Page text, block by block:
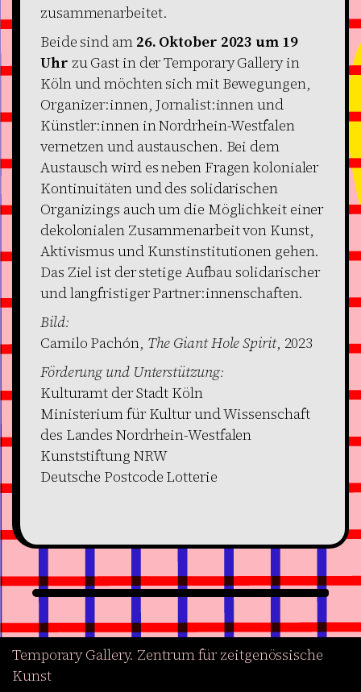
zusammenarbeitet.
Beide sind am 26. Oktober 2023 um 19
Uhr zu Gast in der Temporary Gallery in
Köln und möchten sich mit Bewegungen,
Organizer:innen, Jornalist:innen und
Künstler:innen in Nordrhein-Westfalen
vernetzen und austauschen. Bei dem
Austausch wird es neben Fragen kolonialer
Kontinuitäten und des solidarischen
Organizings auch um die Möglichkeit einer
dekolonialen Zusammenarbeit von Kunst,
Aktivismus und Kunstinstitutionen gehen.
Das Ziel ist der stetige Aufbau solidarischer
und langfristiger Partner:innenschaften.
Bild:
Camilo Pachón, The Giant Hole Spirit, 2023
Förderung und Unterstützung:
Kulturamt der Stadt Köln
Ministerium für Kultur und Wissenschaft
des Landes Nordrhein-Westfalen
Kunststiftung NRW
Deutsche Postcode Lotterie
Temporary Gallery. Zentrum für zeitgenössische
Kunst